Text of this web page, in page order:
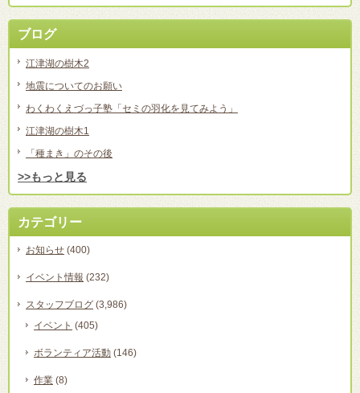
ブログ
江津湖の樹木2
地震についてのお願い
わくわくえづっ子塾「セミの羽化を見てみよう」
江津湖の樹木1
「種まき」のその後
>>もっと見る
カテゴリー
お知らせ (400)
イベント情報 (232)
スタッフブログ (3,986)
イベント (405)
ボランティア活動 (146)
作業 (8)